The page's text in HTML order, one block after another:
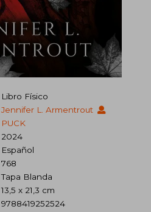
Libro Físico
Jennifer L. Armentrout
PUCK
2024
Español
768
Tapa Blanda
13,5 x 21,3 cm
9788419252524